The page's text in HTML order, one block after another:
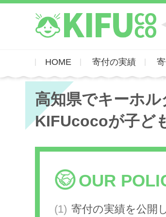
HOME 寄付の実績
高知県でキーホル
KIFUcocoが子ど
OUR
寄付の実績を公開